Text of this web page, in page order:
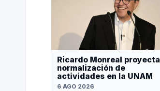
Ricardo Monreal proyecta
normalización de
actividades en la UNAM
6 AGO 2026